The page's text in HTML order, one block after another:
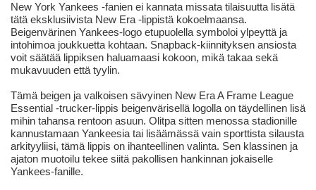
New York Yankees -fanien ei kannata missata tilaisuutta lisätä
tätä eksklusiivista New Era -lippistä kokoelmaansa.
Beigenvärinen Yankees-logo etupuolella symboloi ylpeyttä ja
intohimoa joukkuetta kohtaan. Snapback-kiinnityksen ansiosta
voit säätää lippiksen haluamaasi kokoon, mikä takaa sekä
mukavuuden että tyylin.
Tämä beigen ja valkoisen sävyinen New Era A Frame League
Essential -trucker-lippis beigenvärisellä logolla on täydellinen lisä
mihin tahansa rentoon asuun. Olitpa sitten menossa stadionille
kannustamaan Yankeesia tai lisäämässä vain sporttista silausta
arkityyliisi, tämä lippis on ihanteellinen valinta. Sen klassinen ja
ajaton muotoilu tekee siitä pakollisen hankinnan jokaiselle
Yankees-fanille.